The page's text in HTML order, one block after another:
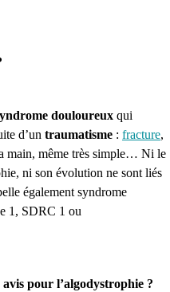
douloureux qui
d’un traumatisme : fracture,
main, même très simple… Ni le
ni son évolution ne sont liés
également syndrome
1, SDRC 1 ou
pour l’algodystrophie ?